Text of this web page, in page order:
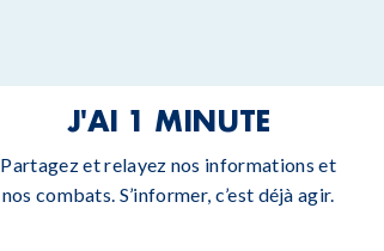
J'AI 1 MINUTE
Partagez et relayez nos informations et
nos combats. S’informer, c’est déjà agir.